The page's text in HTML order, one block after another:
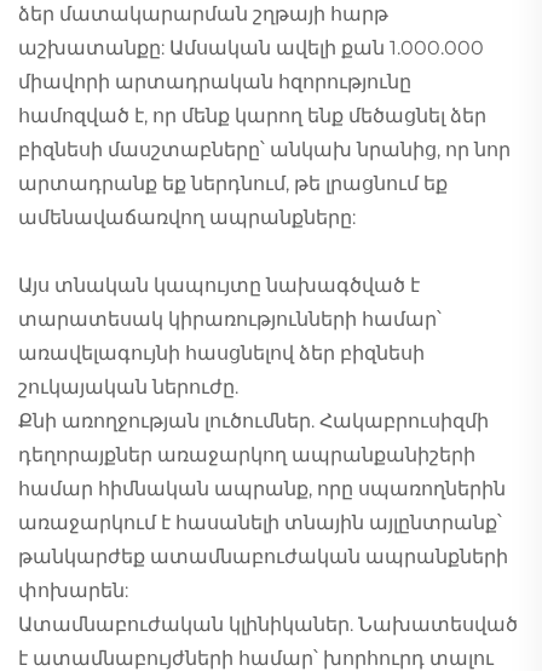
ձեր մատակարարման շղթայի հարթ
աշխատանքը: Ամսական ավելի քան 1.000.000
միավորի արտադրական հզորությունը
համոզված է, որ մենք կարող ենք մեծացնել ձեր
բիզնեսի մասշտաբները՝ անկախ նրանից, որ նոր
արտադրանք եք ներդնում, թե լրացնում եք
ամենավաճառվող ապրանքները:
Այս տնական կապույտը նախագծված է
տարատեսակ կիրառությունների համար՝
առավելագույնի հասցնելով ձեր բիզնեսի
շուկայական ներուժը.
Քնի առողջության լուծումներ. Հակաբրուսիզմի
դեղորայքներ առաջարկող ապրանքանիշերի
համար հիմնական ապրանք, որը սպառողներին
առաջարկում է հասանելի տնային այլընտրանք՝
թանկարժեք ատամնաբուժական ապրանքների
փոխարեն:
Ատամնաբուժական կլինիկաներ. Նախատեսված
է ատամնաբույժների համար՝ խորհուրդ տալու